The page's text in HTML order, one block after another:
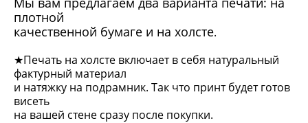
плотной
качественной бумаге и на холсте.
★Печать на холсте включает в себя натуральный
фактурный материал
и натяжку на подрамник. Так что принт будет готов
висеть
на вашей стене сразу после покупки.